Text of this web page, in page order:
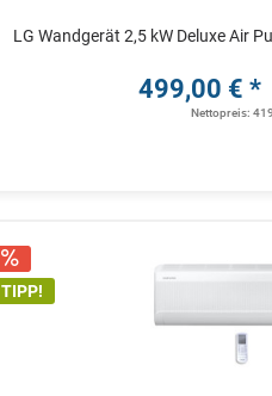
LG Wandgerät 2,5 kW Deluxe Air
499,00 € *
Nettopreis:
TIPP!